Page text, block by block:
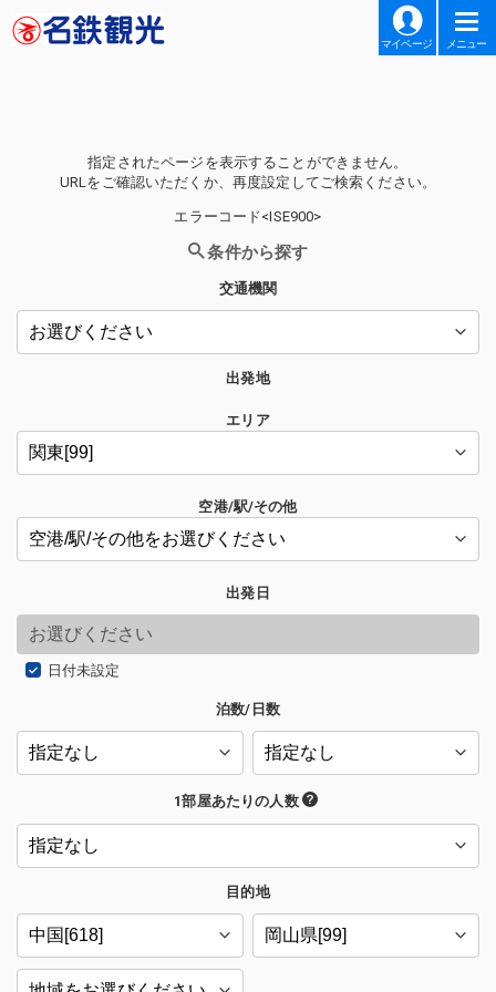
マイページ メニュー
指定されたページを表示することができません。
URLをご確認いただくか、再度設定してご検索ください。
エラーコード<ISE900>
条件から探す
交通機関
出発地
エリア
空港/駅/その他
出発日
日付未設定
泊数/日数
1部屋あたりの人数
目的地